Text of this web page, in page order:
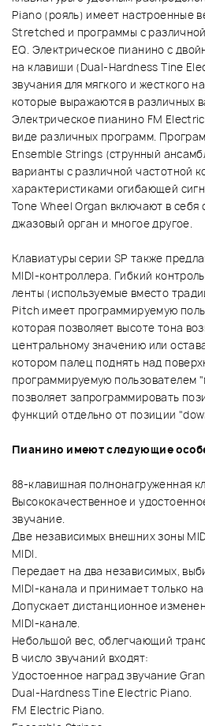
Piano (рояль) имеет настроенные
Stretched и программы с
EQ. Электрическое пианино с
на клавиши (Dual-Hardness Tine
звучания для мягкого и жесткого
которые выражаются в различных
Электрическое пианино FM
виде различных программ.
Ensemble Strings (струнный
варианты с различной частотной
характеристиками огибающей
Tone Wheel Organ включают в себя
джазовый орган и многое другое.
Клавиатуры серии SP также
MIDI-контроллера. Гибкий
ленты (используемые вместо
Pitch имеет программируемую
которая позволяет высоте тона
центральному значению или
котором палец поднять над
программируемую пользователем
позволяет запрограммировать
функций отдельно от позиции
Пианино имеют следующие
88-клавишная полнонагруженная
Высококачественное и
звучание.
Две независимых внешних зоны
MIDI.
Передает на два независимых,
MIDI-канала и принимает только
Допускает дистанционное
MIDI-канале.
Небольшой вес, облегчающий
В число звучаний входят:
Удостоенное наград звучание
Dual-Hardness Tine Electric Piano.
FM Electric Piano.